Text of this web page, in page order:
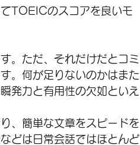
TOEICのスコアを良いモ
。ただ、それだけだとコミ
。何が足りないのかはまた
発力と有用性の欠如といえ
、簡単な文章をスピードを
どは日常会話ではほとんど